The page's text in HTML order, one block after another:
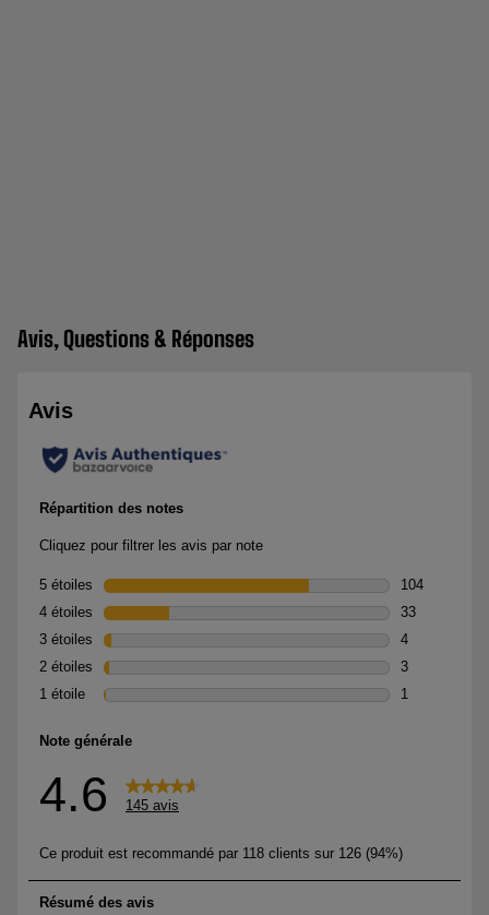
Avis, Questions & Réponses